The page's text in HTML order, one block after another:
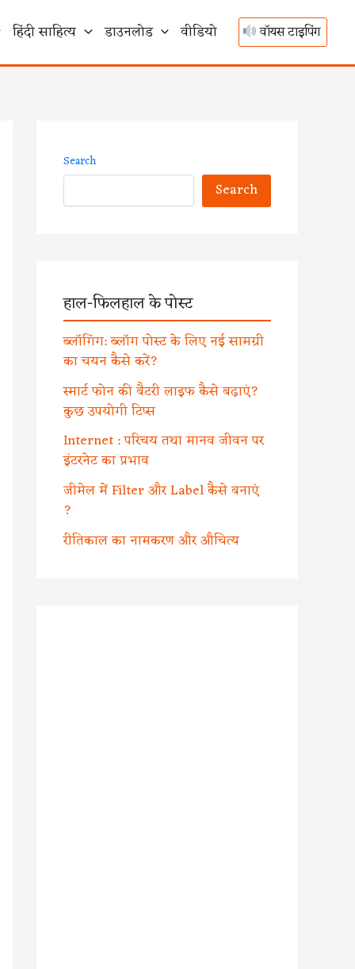
हिंदी साहित्य डाउनलोड वीडियो वॉयस टाइपिंग
Search
Search
हाल-फिलहाल के पोस्ट
ब्लॉगिंग: ब्लॉग पोस्ट के लिए नई सामग्री
का चयन कैसे करें?
स्मार्ट फोन की बैटरी लाइफ कैसे बढ़ाएं?
कुछ उपयोगी टिप्स
Internet : परिचय तथा मानव जीवन पर
इंटरनेट का प्रभाव
जीमेल में Filter और Label कैसे बनाएं
?
रीतिकाल का नामकरण और औचित्य